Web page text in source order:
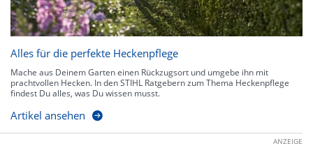
Alles für die perfekte Heckenpflege
Mache aus Deinem Garten einen Rückzugsort und umgebe ihn mit
prachtvollen Hecken. In den STIHL Ratgebern zum Thema Heckenpflege
findest Du alles, was Du wissen musst.
Artikel ansehen
ANZEIGE